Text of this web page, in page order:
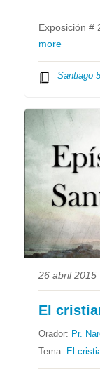
Exposición #
more
Santiago
26 abril 2015
El
Orador: Pr.
Tema: El